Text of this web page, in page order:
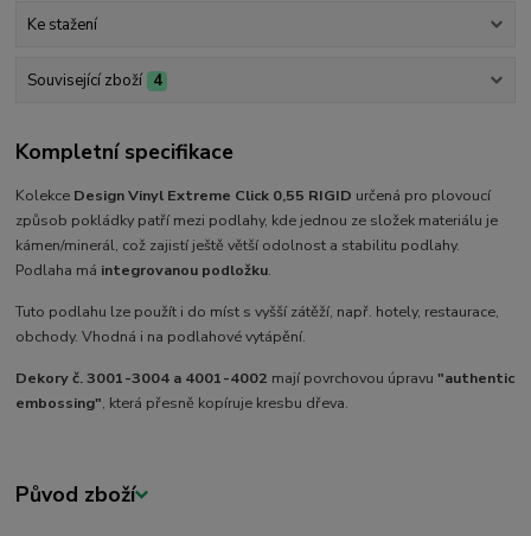
Ke stažení
Související zboží 4
Kompletní specifikace
Kolekce Design Vinyl Extreme Click 0,55 RIGID určená pro plovoucí
způsob pokládky patří mezi podlahy, kde jednou ze složek materiálu je
kámen/minerál, což zajistí ještě větší odolnost a stabilitu podlahy.
Podlaha má integrovanou podložku.
Tuto podlahu lze použít i do míst s vyšší zátěží, např. hotely, restaurace,
obchody. Vhodná i na podlahové vytápění.
Dekory č. 3001-3004 a 4001-4002 mají povrchovou úpravu"authentic
embossing", která přesně kopíruje kresbu dřeva.
Původ zboží